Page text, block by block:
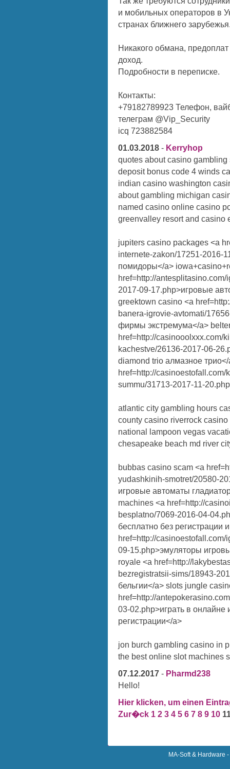
и мобильных операторов в
странах ближнего
Никакого обмана,
доход.
Подробности в переписке.
Контакты:
+79182789923 Телефон,
телеграм @Vip_Security
icq 723882584
01.03.2018 - Kerryhop
quotes about casino
deposit bonus code 4 winds
indian casino washington
about gambling michigan
named casino online casino
greenvalley resort and casino
jupiters casino packages <a
internete-zakon/17251-2016-
помидоры</a>
href=http://
2017-09-17.php>игровые
greektown casino <a
banera-igrovie-avtomati/
фирмы экстремума</a>
href=http://casinooolxxx.com/
kachestve/26136-2017-06-
diamond trio алмазное
href=http://
summu/31713-2017-11-
atlantic city gambling hours
county casino riverrock
national lampoon vegas
chesapeake beach md river
bubbas casino scam <a
yudashkinih-smotret/20580-
игровые автоматы
machines <a href=http://
besplatno/7069-2016-04-
бесплатно без регистрации
href=http://
09-15.php>эмуляторы
royale <a href=http://
bezregistratsii-sims/18943-
бельгии</a> slots jungle
href=http://
03-02.php>играть в
регистрации</a>
jon burch gambling casino in
the best online slot machines
07.12.2017 - Pharmd238
Hello!
Hier klicken, um einen
Zur�ck 1 2 3 4 5 6 7 8 9 10
MA-Soft & Hardware